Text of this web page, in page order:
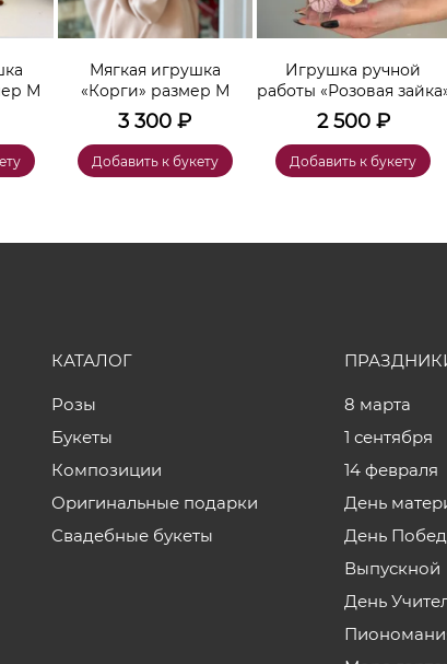
М
Мягкая игрушка
«Корги» размер М
3 300 ₽
Добавить к букету
Игрушка ручной
работы «Розовая
2 500₽
Добавить к букету
КАТАЛОГ
Розы
Букеты
Композиции
Оригинальные подарки
Свадебные букеты
8 марта
1 сентября
14 февраля
День
День
Выпускной
День